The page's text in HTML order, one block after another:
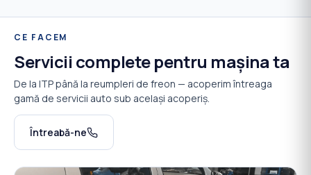
CE FACEM
Servicii complete pentru mașina ta
De la ITP până la reumpleri de freon — acoperim întreaga
gamă de servicii auto sub același acoperiș.
Întreabă-ne